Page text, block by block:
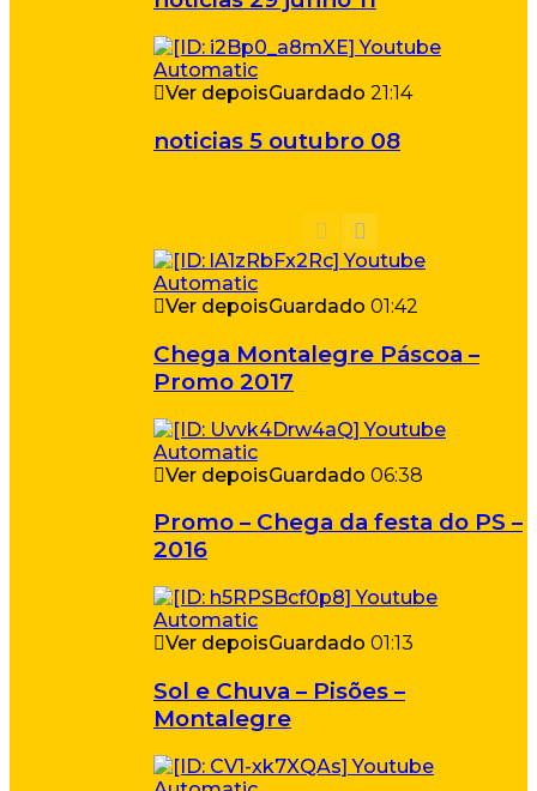
Ver depoisGuardado 21:14
noticias 5 outubro 08
Ver depoisGuardado 01:42
Chega Montalegre Páscoa –
Promo 2017
Ver depoisGuardado 06:38
Promo – Chega da festa do PS –
2016
Ver depoisGuardado 01:13
Sol e Chuva – Pisões –
Montalegre